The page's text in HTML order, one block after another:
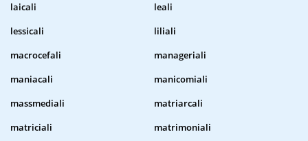
laicali
leali
lessicali
liliali
macrocefali
manageriali
maniacali
manicomiali
massmediali
matriarcali
matriciali
matrimoniali